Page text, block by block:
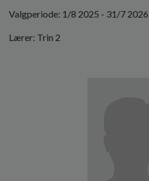
Valgperiode: 1/8 2025 - 31/7 2026
Lærer: Trin 2